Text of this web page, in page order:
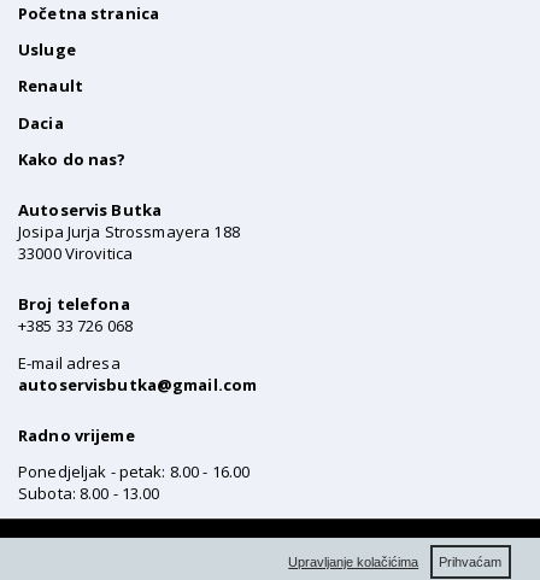
Funkcijski kolačići
Ovi kolačići omogućuju ispravan rad internetske
Upravljanje kolačićima Prihvaćam
Početna stranica
Usluge
Renault
Dacia
Kako do nas?
Autoservis Butka
Josipa Jurja Strossmayera 188
33000 Virovitica
Broj telefona
+385 33 726 068
E-mail adresa
autoservisbutka@gmail.com
Radno vrijeme
Ponedjeljak - petak: 8.00 - 16.00
Subota: 8.00 - 13.00